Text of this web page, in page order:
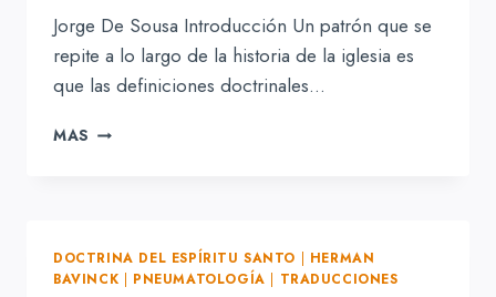
Jorge De Sousa Introducción Un patrón que se
repite a lo largo de la historia de la iglesia es
que las definiciones doctrinales…
MAS EL
SANTO
DOCTRINA DEL ESPÍRITU SANTO
HERMAN
BAVINCK
PNEUMATOLOGÍA TRADUCCIONES